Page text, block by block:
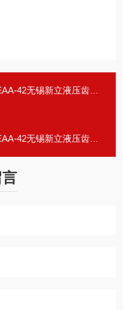
42无锡新立液压齿轮泵
42无锡新立液压齿轮泵